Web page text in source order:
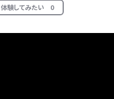
体験してみたい 0